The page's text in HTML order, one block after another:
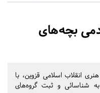
بچه­‌های
انقلاب اسلامی قزوین، با
شناسائی و ثبت گروه‌­های